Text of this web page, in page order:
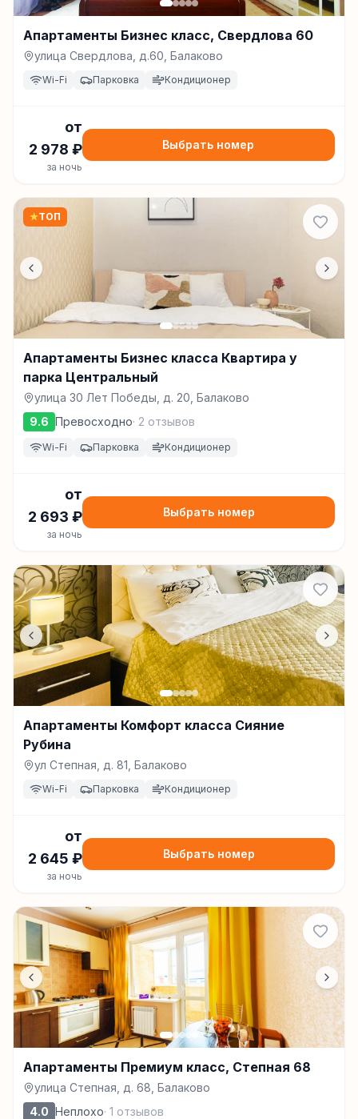
Апартаменты Бизнес класс, Свердлова 60
улица Свердлова, д.60, Балаково
Wi-Fi Парковка Кондиционер
от
2 978 ₽
за ночь
Выбрать номер
★ТОП
Апартаменты Бизнес класса Квартира у
парка Центральный
улица 30 Лет Победы, д. 20, Балаково
9.6 Превосходно· 2 отзывов
Wi-Fi Парковка Кондиционер
от
2 693 ₽
за ночь
Выбрать номер
Апартаменты Комфорт класса Сияние
Рубина
ул Степная, д. 81, Балаково
Wi-Fi Парковка Кондиционер
от
2 645 ₽
за ночь
Выбрать номер
Апартаменты Премиум класс, Степная 68
улица Степная, д. 68, Балаково
4.0 Неплохо· 1 отзывов